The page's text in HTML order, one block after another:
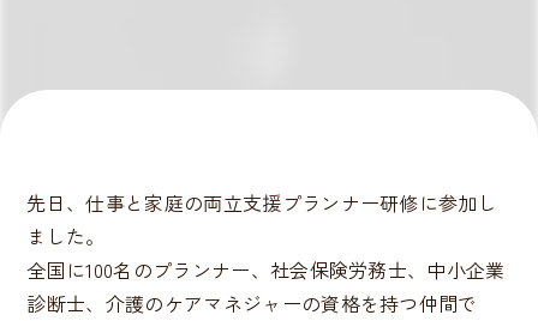
先日、仕事と家庭の両立支援プランナー研修に参加し
ました。
全国に100名のプランナー、社会保険労務士、中小企業
診断士、介護のケアマネジャーの資格を持つ仲間で